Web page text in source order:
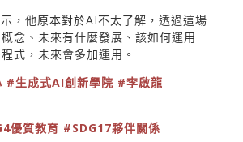
，他原本對於AI不太了解，透過這場
念、未來有什麼發展、該如何運用
式，未來會多加運用。
#生成式AI創新學院 #李啟龍
優質教育 #SDG17夥伴關係